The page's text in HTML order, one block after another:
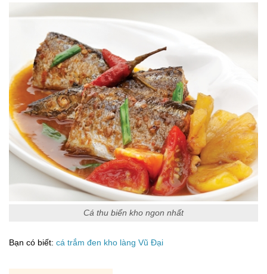
Cá thu biển kho ngon nhất
Bạn có biết: cá trắm đen kho làng Vũ Đại